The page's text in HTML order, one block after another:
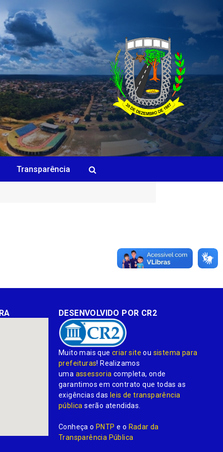
Transparência
DESENVOLVIDO POR CR2
Muito mais quecriar site ou sistema para
prefeituras! Realizamos
uma assessoria completa, onde
garantimos em contrato que todas as
exigências dasleis de transparência
pública serão atendidas.
Conheça oPNTP e o Radar da
Transparência Pública